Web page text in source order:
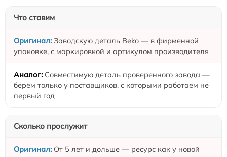
Что ставим
Заводскую деталь Beko — в фирменной
упаковке, с маркировкой и артикулом производителя
Совместимую деталь проверенного завода —
берём только у поставщиков, с которыми работаем не
первый год
Сколько прослужит
От 5 лет и дольше — ресурс как у новой